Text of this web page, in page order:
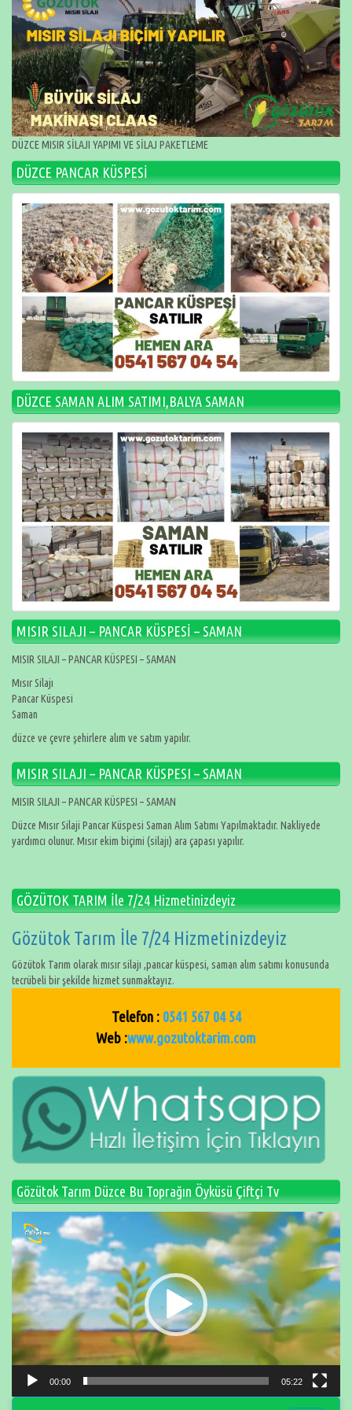
DÜZCE MISIR SİLAJI YAPIMI VE SİLAJ PAKETLEME
DÜZCE PANCAR KÜSPESİ
DÜZCE SAMAN ALIM SATIMI,BALYA SAMAN
MISIR SILAJI – PANCAR KÜSPESİ – SAMAN
MISIR SILAJI – PANCAR KÜSPESI – SAMAN
Mısır Silajı
Pancar Küspesi
Saman
düzce ve çevre şehirlere alım ve satım yapılır.
MISIR SILAJI – PANCAR KÜSPESI – SAMAN
MISIR SILAJI – PANCAR KÜSPESI – SAMAN
Düzce Mısır Silaji Pancar Küspesi Saman Alım Satımı Yapılmaktadır. Nakliyede
yardımcı olunur. Mısır ekim biçimi (silajı) ara çapası yapılır.
GÖZÜTOK TARIM İle 7/24 Hizmetinizdeyiz
Gözütok Tarım İle 7/24 Hizmetinizdeyiz
Gözütok Tarım olarak mısır silajı ,pancar küspesi, saman alım satımı konusunda
tecrübeli bir şekilde hizmet sunmaktayız.
Telefon : 0541 567 04 54
Web :www.gozutoktarim.com
Gözütok Tarım Düzce Bu Toprağın Öyküsü Çiftçi Tv
oynatıcı
00:00 05:22